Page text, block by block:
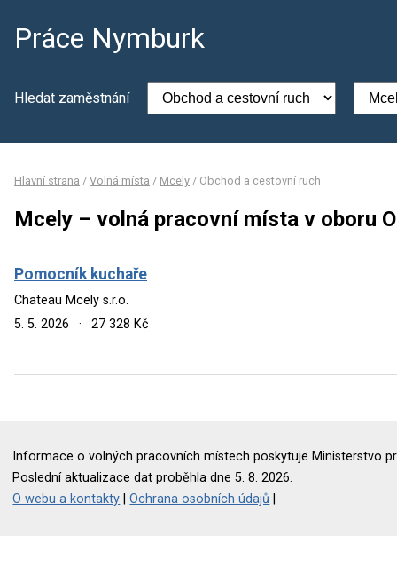
Práce Nymburk
Hledat zaměstnání
Hlavní strana / Volná místa / Mcely / Obchod a cestovní ruch
Mcely – volná pracovní místa v oboru
Pomocník kuchaře
Chateau Mcely s.r.o.
5. 5. 2026
· 27 328 Kč
Informace o volných pracovních místech poskytuje Ministerstvo
Poslední aktualizace dat proběhla dne 5. 8. 2026.
O webu a kontakty |Ochrana osobních údajů